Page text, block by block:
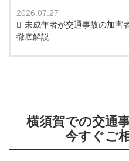
2026.07.27
未成年者が交通事故の加害
徹底解説
横須賀での交通
今すぐご